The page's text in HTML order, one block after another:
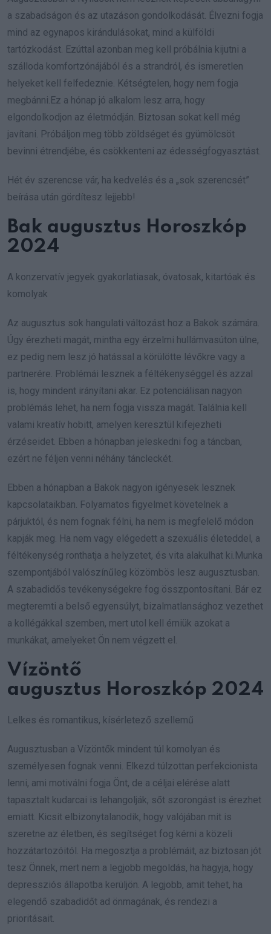
a szabadságon és az utazáson gondolkodását. Élvezni fogja
mind az egynapos kirándulásokat, mind a külföldi
tartózkodást. Ezúttal azonban meg kell próbálnia kijutni a
szálloda komfortzónájából és a strandról, és ismeretlen
helyeket kell felfedeznie. Kétségtelen, hogy nem fogja
megbánni.Ez a hónap jó alkalom lesz arra, hogy
elgondolkodjon az életmódján. Biztosan sokat kell még
javítani. Próbáljon meg több zöldséget és gyümölcsöt
bevinni étrendjébe, és csökkenteni az édességfogyasztást.
Hét év szerencse vár, ha kedvelés és a „sok szerencsét”
beírása után gördítesz lejjebb!
Bak augusztus Horoszkóp
2024
A konzervatív jegyek gyakorlatiasak, óvatosak, kitartóak és
komolyak
Az augusztus sok hangulati változást hoz a Bakok számára.
Úgy érezheti magát, mintha egy érzelmi hullámvasúton ülne,
ez pedig nem lesz jó hatással a körülötte lévőkre vagy a
partnerére. Problémái lesznek a féltékenységgel és azzal
is, hogy mindent irányítani akar. Ez potenciálisan nagyon
problémás lehet, ha nem fogja vissza magát. Találnia kell
valami kreatív hobitt, amelyen keresztül kifejezheti
érzéseidet. Ebben a hónapban jeleskedni fog a táncban,
ezért ne féljen venni néhány táncleckét.
Ebben a hónapban a Bakok nagyon igényesek lesznek
kapcsolataikban. Folyamatos figyelmet követelnek a
párjuktól, és nem fognak félni, ha nem is megfelelő módon
kapják meg. Ha nem vagy elégedett a szexuális életeddel, a
féltékenység ronthatja a helyzetet, és vita alakulhat ki.Munka
szempontjából valószínűleg közömbös lesz augusztusban.
A szabadidős tevékenységekre fog összpontosítani. Bár ez
megteremti a belső egyensúlyt, bizalmatlansághoz vezethet
a kollégákkal szemben, mert utol kell érniük azokat a
munkákat, amelyeket Ön nem végzett el.
Vízöntő
augusztus Horoszkóp 2024
Lelkes és romantikus, kísérletező szellemű
Augusztusban a Vízöntők mindent túl komolyan és
személyesen fognak venni. Elkezd túlzottan perfekcionista
lenni, ami motiválni fogja Önt, de a céljai elérése alatt
tapasztalt kudarcai is lehangolják, sőt szorongást is érezhet
emiatt. Kicsit elbizonytalanodik, hogy valójában mit is
szeretne az életben, és segítséget fog kérni a közeli
hozzátartozóitól. Ha megosztja a problémáit, az biztosan jót
tesz Önnek, mert nem a legjobb megoldás, ha hagyja, hogy
depressziós állapotba kerüljön. A legjobb, amit tehet, ha
elegendő szabadidőt ad önmagának, és rendezi a
prioritásait.